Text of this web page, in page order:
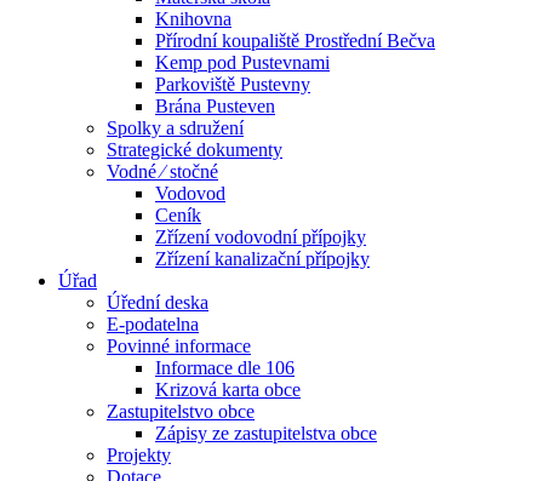
Knihovna
Přírodní koupaliště Prostřední Bečva
Kemp pod Pustevnami
Parkoviště Pustevny
Brána Pusteven
Spolky a sdružení
Strategické dokumenty
Vodné ⁄ stočné
Vodovod
Ceník
Zřízení vodovodní přípojky
Zřízení kanalizační přípojky
Úřad
Úřední deska
E-podatelna
Povinné informace
Informace dle 106
Krizová karta obce
Zastupitelstvo obce
Zápisy ze zastupitelstva obce
Projekty
Dotace